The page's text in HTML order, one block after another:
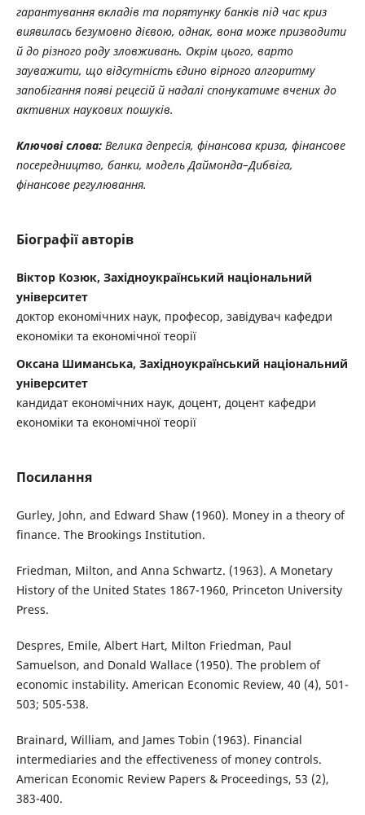
гарантування вкладів та порятунку банків під час криз
виявилась безумовно дієвою, однак, вона може призводити
й до різного роду зловживань. Окрім цього, варто
зауважити, що відсутність єдино вірного алгоритму
запобігання появі рецесій й надалі спонукатиме вчених до
активних наукових пошуків.
Ключові слова: Велика депресія, фінансова криза, фінансове
посередництво, банки, модель Даймонда–Дибвіга,
фінансове регулювання.
Біографії авторів
Віктор Козюк, Західноукраїнський національний
університет
доктор економічних наук, професор, завідувач кафедри
економіки та економічної теорії
Оксана Шиманська, Західноукраїнський національний
університет
кандидат економічних наук, доцент, доцент кафедри
економіки та економічної теорії
Посилання
Gurley, John, and Edward Shaw (1960). Money in a theory of
finance. The Brookings Institution.
Friedman, Milton, and Anna Schwartz. (1963). A Monetary
History of the United States 1867-1960, Princeton University
Press.
Despres, Emile, Albert Hart, Milton Friedman, Paul
Samuelson, and Donald Wallace (1950). The problem of
economic instability. American Economic Review, 40 (4), 501-
503; 505-538.
Brainard, William, and James Tobin (1963). Financial
intermediaries and the effectiveness of money controls.
American Economic Review Papers & Proceedings, 53 (2),
383-400.